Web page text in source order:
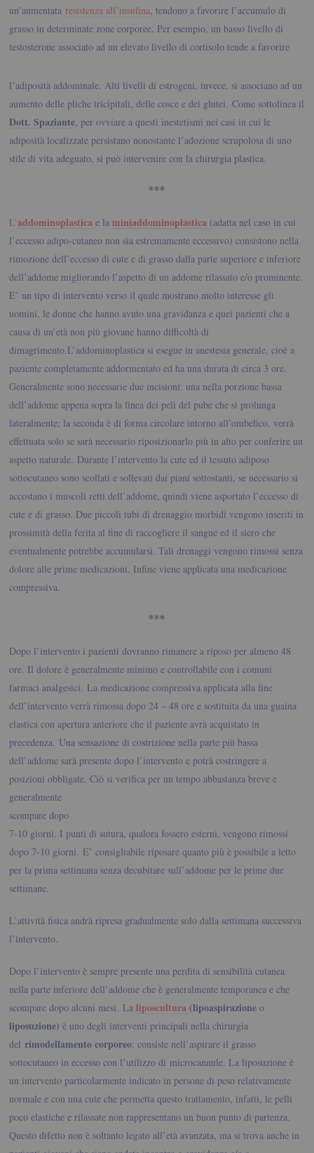
un’aumentata resistenza all’insulina , tendono a favorire l’accumulo di
grasso in determinate zone corporee. Per esempio, un basso livello di
testosterone associato ad un elevato livello di cortisolo tende a favorire
l’adiposità addominale. Alti livelli di estrogeni, invece, si associano ad un
aumento delle pliche tricipitali, delle cosce e dei glutei.Come sottolinea il
Dott. Spaziante, per ovviare a questi inestetismi nei casi in cui le
adiposità localizzate persistano nonostante l’adozione scrupolosa di uno
stile di vita adeguato, si può intervenire con la chirurgia plastica.
***
L’addominoplastica e la miniaddominoplastica (adatta nel caso in cui
l’eccesso adipo-cutaneo non sia estremamente eccessivo) consistono nella
rimozione dell’eccesso di cute e di grasso dalla parte superiore e inferiore
dell’addome migliorando l’aspetto di un addome rilassato e/o prominente.
E’ un tipo di intervento verso il quale mostrano molto interesse gli
uomini, le donne che hanno avuto una gravidanza e quei pazienti che a
causa di un’età non più giovane hanno difficoltà di
dimagrimento.L’addominoplastica si esegue in anestesia generale, cioè a
paziente completamente addormentato ed ha una durata di circa 3 ore.
Generalmente sono necessarie due incisioni: una nella porzione bassa
dell’addome appena sopra la linea dei peli del pube che si prolunga
lateralmente; la seconda è di forma circolare intorno all’ombelico, verrà
effettuata solo se sarà necessario riposizionarlo più in alto per conferire un
aspetto naturale. Durante l’intervento la cute ed il tessuto adiposo
sottocutaneo sono scollati e sollevati dai piani sottostanti, se necessario si
accostano i muscoli retti dell’addome, quindi viene asportato l’eccesso di
cute e di grasso. Due piccoli tubi di drenaggio morbidi vengono inseriti in
prossimità della ferita al fine di raccogliere il sangue ed il siero che
eventualmente potrebbe accumularsi. Tali drenaggi vengono rimossi senza
dolore alle prime medicazioni. Infine viene applicata una medicazione
compressiva.
***
Dopo l’intervento i pazienti dovranno rimanere a riposo per almeno 48
ore. Il dolore è generalmente minimo e controllabile con i comuni
farmaci analgesici. La medicazione compressiva applicata alla fine
dell’intervento verrà rimossa dopo 24 – 48 ore e sostituita da una guaina
elastica con apertura anteriore che il paziente avrà acquistato in
precedenza. Una sensazione di costrizione nella parte più bassa
dell’addome sarà presente dopo l’intervento e potrà costringere a
posizioni obbligate. Ciò si verifica per un tempo abbastanza breve e
generalmente
scompare dopo
7-10 giorni. I punti di sutura, qualora fossero esterni, vengono rimossi
dopo 7-10 giorni. E’ consigliabile riposare quanto più è possibile a letto
per la prima settimana senza decubitare sull’addome per le prime due
settimane.
L’attività fisica andrà ripresa gradualmente solo dalla settimana successiva
l’intervento.
Dopo l’intervento è sempre presente una perdita di sensibilità cutanea
nella parte inferiore dell’addome che è generalmente temporanea e che
scompare dopo alcuni mesi. La liposcultura (lipoaspirazioneo
liposuzione) è uno degli interventi principali nella chirurgia
del rimodellamento corporeo: consiste nell’aspirare il grasso
sottocutaneo in eccesso con l’utilizzo di microcannule. La liposuzione è
un intervento particolarmente indicato in persone di peso relativamente
normale e con una cute che permetta questo trattamento, infatti, le pelli
poco elastiche e rilassate non rappresentano un buon punto di partenza.
Questo difetto non è soltanto legato all’età avanzata, ma si trova anche in